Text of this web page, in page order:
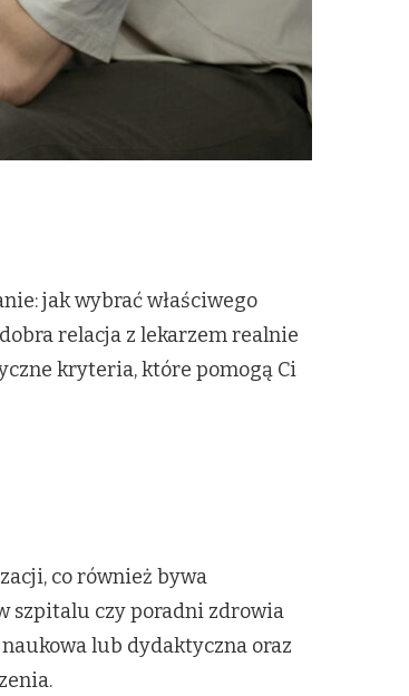
jak wybrać właściwego
relacja z lekarzem realnie
kryteria, które pomogą Ci
co również bywa
szpitalu czy poradni zdrowia
lub dydaktyczna oraz